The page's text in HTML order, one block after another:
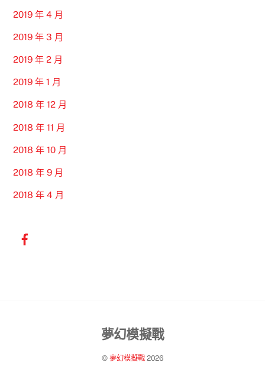
2019 年 4 月
2019 年 3 月
2019 年 2 月
2019 年 1 月
2018 年 12 月
2018 年 11 月
2018 年 10 月
2018 年 9 月
2018 年 4 月
Back
Top
夢幻模擬戰
© 夢幻模擬戰2026